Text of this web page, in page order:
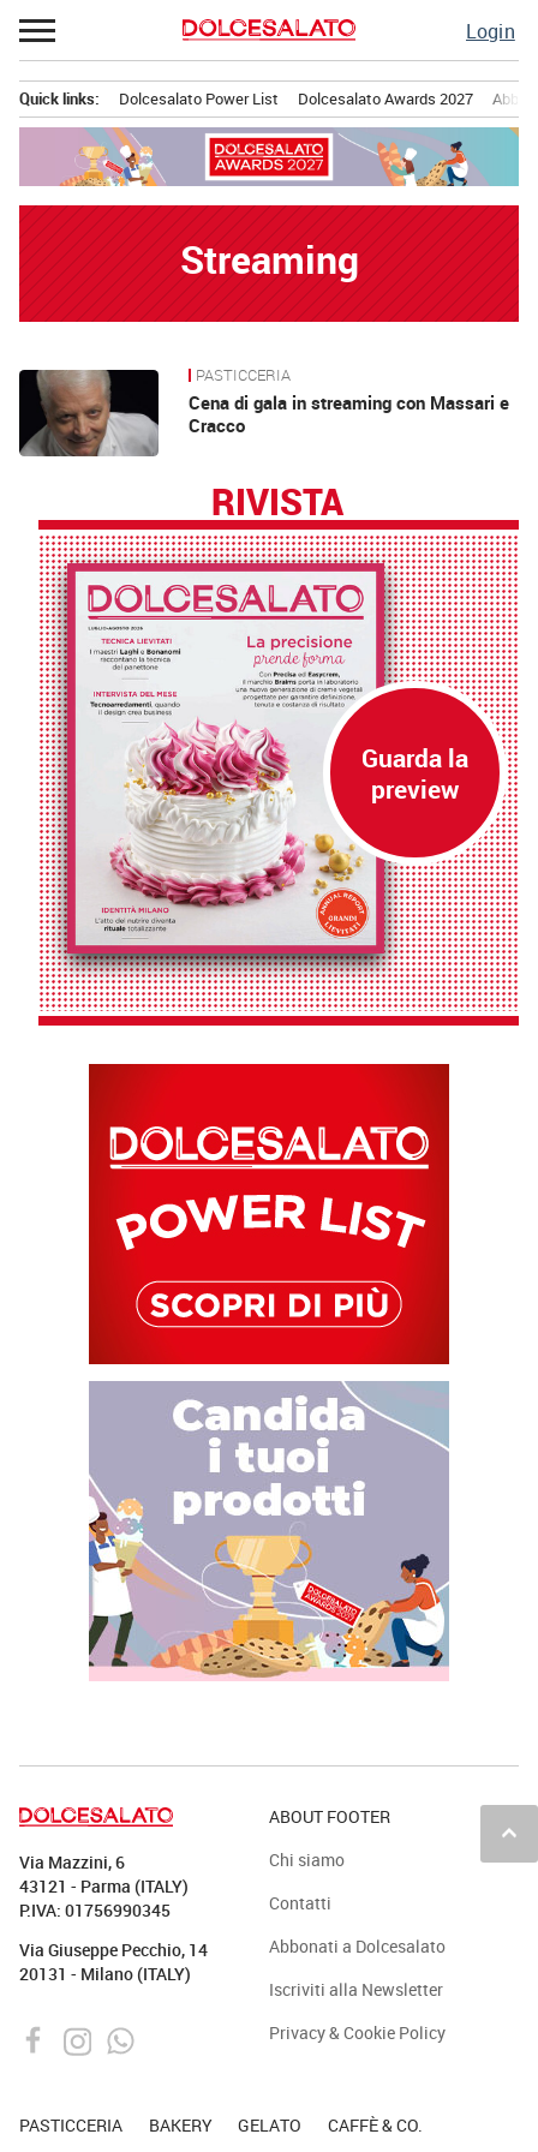
Passa
al
Login
principale
Quick links: Dolcesalato Power List Dolcesalato Awards 2027
Streaming
News PASTICCERIA
Cena di gala in streaming con Massari e
Cracco
RIVISTA
keyboard_arrow_up
Via Mazzini, 6
43121 - Parma (ITALY)
P.IVA: 01756990345
Via Giuseppe Pecchio, 14
20131 - Milano (ITALY)
ABOUT FOOTER
Chi siamo
Contatti
Abbonati a Dolcesalato
Iscriviti alla Newsletter
Privacy & Cookie Policy
PASTICCERIA BAKERY GELATO CAFFÈ & CO.